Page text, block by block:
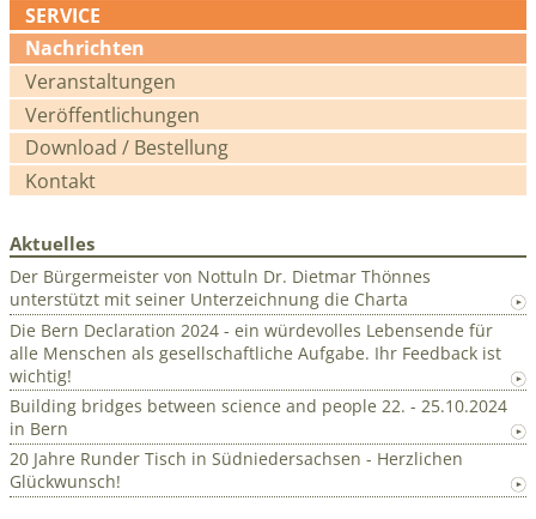
SERVICE
Navigation
überspringen
Nachrichten
Veranstaltungen
Veröffentlichungen
Download / Bestellung
Kontakt
Aktuelles
Der Bürgermeister von Nottuln Dr. Dietmar Thönnes
unterstützt mit seiner Unterzeichnung die Charta
Die Bern Declaration 2024 - ein würdevolles Lebensende für
alle Menschen als gesellschaftliche Aufgabe. Ihr Feedback ist
wichtig!
Building bridges between science and people 22. - 25.10.2024
in Bern
20 Jahre Runder Tisch in Südniedersachsen - Herzlichen
Glückwunsch!